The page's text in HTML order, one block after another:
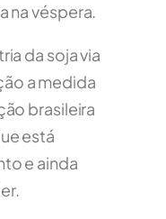
na véspera.
da soja via
a medida
brasileira
está
e ainda